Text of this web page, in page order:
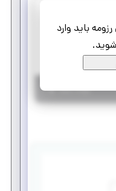
باید وارد
جزئیات بیشتر